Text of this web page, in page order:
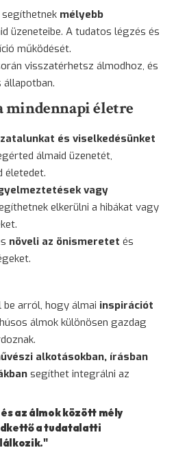
mélyebb
üzeneteibe. A tudatos légzés és
működését.
visszatérhetsz álmodhoz, és
mindennapi életre
és viselkedésünket
álmaid üzenetét,
életedet.
vagy
elkerülni a hibákat vagy
növeli az önismeretet és
arról, hogy álmai inspirációt
álmok különösen gazdag
alkotásokban, írásban
segíthet integrálni az
az álmok között mély
a tudatalatti